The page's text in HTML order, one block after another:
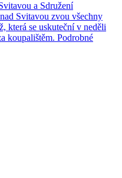
a Sdružení
Svitavou zvou všechny
která se uskuteční v neděli
koupalištěm. Podrobné